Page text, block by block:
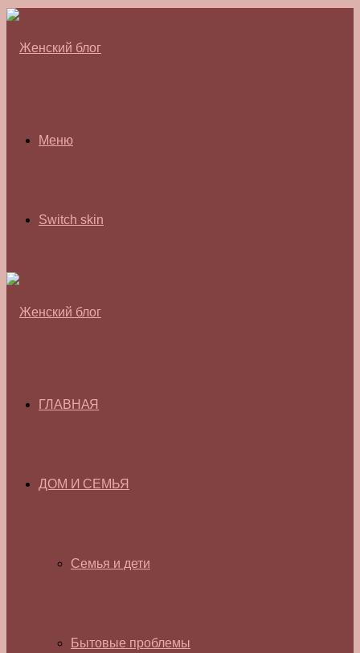
Меню
Switch skin
ГЛАВНАЯ
ДОМ И СЕМЬЯ
Семья и дети
Бытовые проблемы